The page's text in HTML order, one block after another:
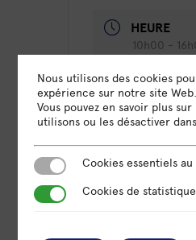
HEURE
10h00 -
LIEU
Omnicité
70 rue
Nous utilisons des cookies
expérience sur notre site Web.
Vous pouvez en savoir plus
utilisons ou les désactiver dans
Cookies essentiels au
Cookies essentiels
Cookies de statistiques
Cookies de